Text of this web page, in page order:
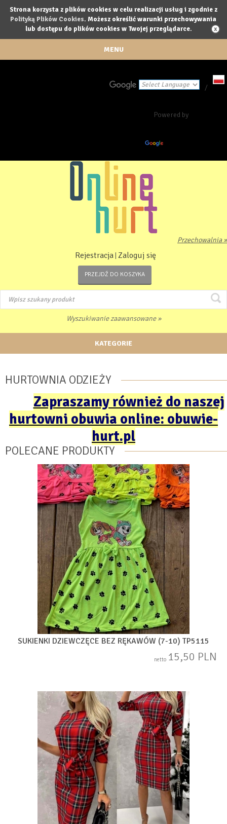
Strona korzysta z plików cookies w celu realizacji usług i zgodnie z
Polityką Plików Cookies. Możesz określić warunki przechowywania
lub dostępu do plików cookies w Twojej przeglądarce.
MENU
Powered by
/
Przechowalnia »
Rejestracja Zaloguj się
PRZEJDŹ DO KOSZYKA
Wyszukiwanie zaawansowane »
KATEGORIE
HURTOWNIA ODZIEŻY
Zapraszamy również do naszej
hurtowni obuwia online: obuwie-
hurt.pl
POLECANE PRODUKTY
SUKIENKI DZIEWCZĘCE BEZ RĘKAWÓW (7-10) TP5115
netto 15,50 PLN